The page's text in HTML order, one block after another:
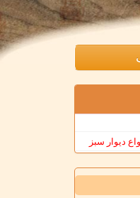
دیوار سبز